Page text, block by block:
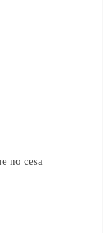
no cesa